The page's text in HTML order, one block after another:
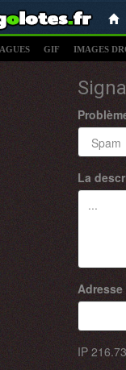
GIF IMAGES
La
Adresse
IP